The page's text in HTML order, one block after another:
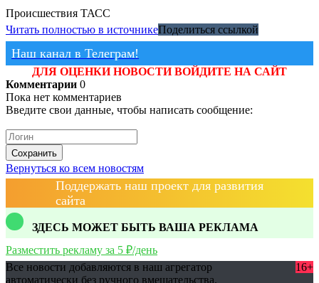
Происшествия ТАСС
Читать полностью в источникеПоделиться ссылкой
Наш канал в Телеграм!
ДЛЯ ОЦЕНКИ НОВОСТИ ВОЙДИТЕ НА САЙТ
Комментарии 0
Пока нет комментариев
Введите свои данные, чтобы написать сообщение:
Сохранить
Вернуться ко всем новостям
Поддержать наш проект для развития
сайта
ЗДЕСЬ МОЖЕТ БЫТЬ ВАША РЕКЛАМА
Разместить рекламу за 5 ₽/день
Все новости добавляются в наш агрегатор
автоматически без ручного вмешательства.
16+